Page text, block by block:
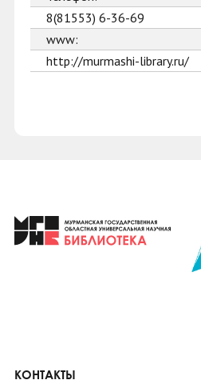
8(81553) 6-36-69
www:
http://murmashi-library.ru/
КОНТАКТЫ